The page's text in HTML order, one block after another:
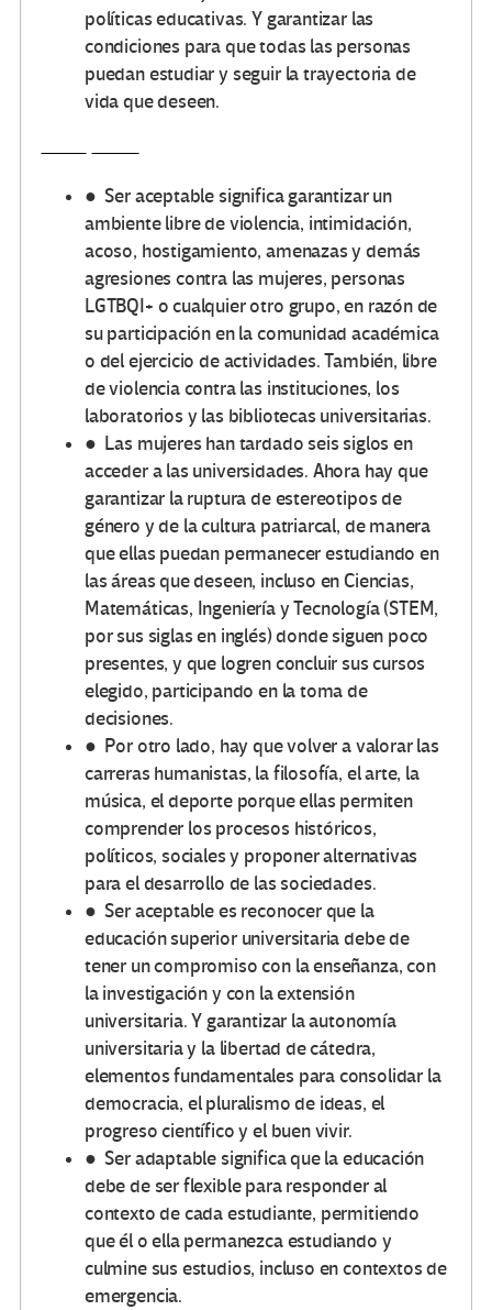
políticas educativas. Y garantizar las
condiciones para que todas las personas
puedan estudiar y seguir la trayectoria de
vida que deseen.
● Ser aceptable significa garantizar un
ambiente libre de violencia, intimidación,
acoso, hostigamiento, amenazas y demás
agresiones contra las mujeres, personas
LGTBQI+ o cualquier otro grupo, en razón de
su participación en la comunidad académica
o del ejercicio de actividades. También, libre
de violencia contra las instituciones, los
laboratorios y las bibliotecas universitarias.
● Las mujeres han tardado seis siglos en
acceder a las universidades. Ahora hay que
garantizar la ruptura de estereotipos de
género y de la cultura patriarcal, de manera
que ellas puedan permanecer estudiando en
las áreas que deseen, incluso en Ciencias,
Matemáticas, Ingeniería y Tecnología (STEM,
por sus siglas en inglés) donde siguen poco
presentes, y que logren concluir sus cursos
elegido, participando en la toma de
decisiones.
● Por otro lado, hay que volver a valorar las
carreras humanistas, la filosofía, el arte, la
música, el deporte porque ellas permiten
comprender los procesos históricos,
políticos, sociales y proponer alternativas
para el desarrollo de las sociedades.
● Ser aceptable es reconocer que la
educación superior universitaria debe de
tener un compromiso con la enseñanza, con
la investigación y con la extensión
universitaria. Y garantizar la autonomía
universitaria y la libertad de cátedra,
elementos fundamentales para consolidar la
democracia, el pluralismo de ideas, el
progreso científico y el buen vivir.
● Ser adaptable significa que la educación
debe de ser flexible para responder al
contexto de cada estudiante, permitiendo
que él o ella permanezca estudiando y
culmine sus estudios, incluso en contextos de
emergencia.